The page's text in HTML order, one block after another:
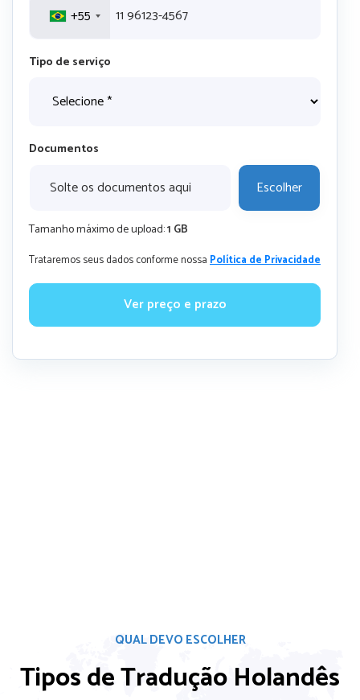
+55
Tipo de serviço
Documentos
Solte os documentos aqui Escolher
Tamanho máximo de upload:1 GB
Trataremos seus dados conforme nossaPolítica de Privacidade
Ver preço e prazo
QUAL DEVO ESCOLHER
Tipos de Tradução Holandês